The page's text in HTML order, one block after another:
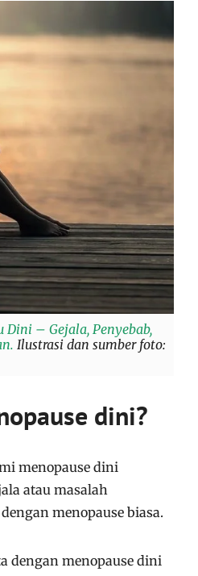
Dini – Gejala, Penyebab,
Ilustrasi dan sumber foto:
dini?
menopause dini
atau masalah
menopause biasa.
dengan menopause dini